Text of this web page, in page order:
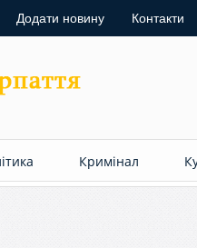
Додати новину Контакти
Кримінал